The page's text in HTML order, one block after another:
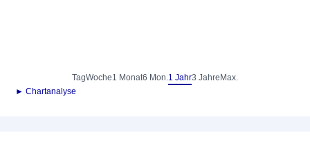
TagWoche1 Monat6 Mon.1 Jahr3 Jahre Max.
► Chartanalyse